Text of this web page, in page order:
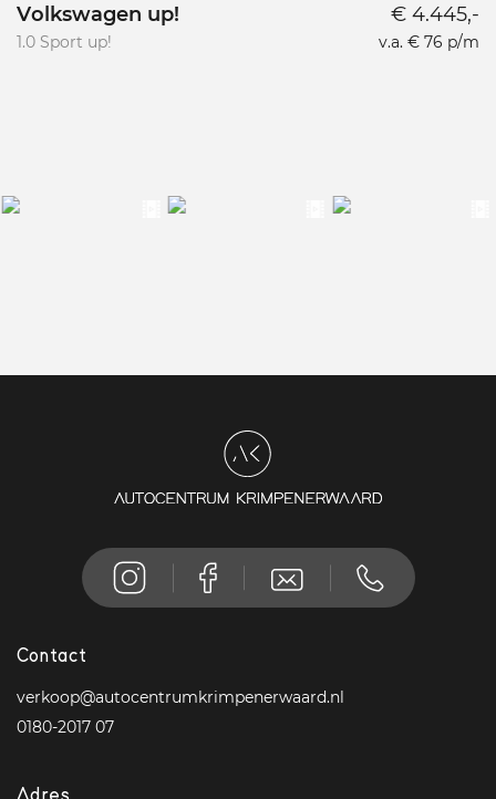
Volkswagen up!
1.0 Sport up!
€ 4.445,-
v.a. € 76 p/m
Contact
verkoop@autocentrumkrimpenerwaard.nl
0180-2017 07